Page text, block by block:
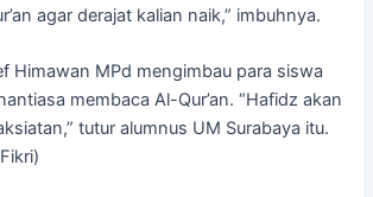
agar derajat kalian naik,” imbuhnya.
Himawan MPd mengimbau para siswa
membaca Al-Qur’an. “Hafidz akan
tutur alumnus UM Surabaya itu.